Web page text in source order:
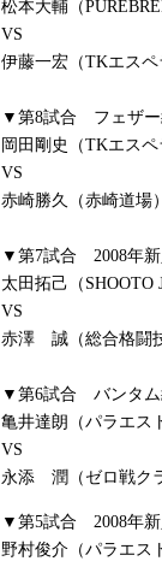
松本大輔（
VS
伊藤一宏（TKエス
▼第8試合 フェザ
岡田剛史（TKエス
VS
赤崎勝久（赤崎道場
▼第7試合 2008年
太田拓己（SHOOTO
VS
赤澤 誠（総合格闘
▼第6試合 バンタ
亀井達朗（パラエス
VS
永添 潤（ゼロ戦ク
▼第5試合 2008年
野村俊介（パラエス